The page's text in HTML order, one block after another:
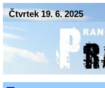
Čtvrtek 19. 6. 2025